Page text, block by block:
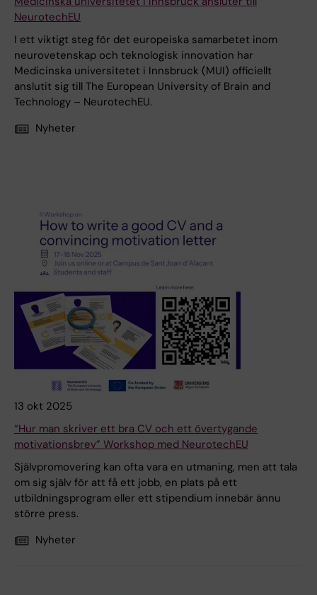
NeurotechEU
I ett viktigt steg för det europeiska samarbetet inom
neurovetenskap och teknologisk innovation har
Medicinska universitetet i Innsbruck (MUI) officiellt
anslutit sig till The European University of Brain and
Technology – NeurotechEU.
Nyheter
13 okt 2025
“Hur man skriver ett bra CV och ett övertygande
motivationsbrev” Workshop med NeurotechEU
Självpromovering kan ofta vara en utmaning, men att tala
om sig själv för att få ett jobb, en plats på ett
utbildningsprogram eller ett stipendium innebär ännu
större press.
Nyheter